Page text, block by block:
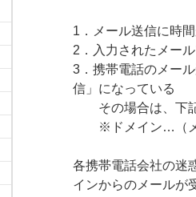
1．メール送信に時
2．入力されたメー
3．携帯電話のメー
信」になっている
その場合は、下記
※ドメイン…（メ
各携帯電話会社の迷
インからのメールが